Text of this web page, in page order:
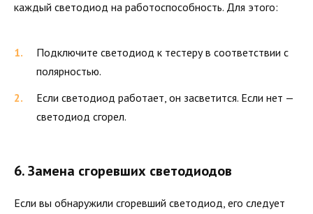
каждый светодиод на работоспособность. Для этого:
Подключите светодиод к тестеру в соответствии с
полярностью.
Если светодиод работает, он засветится. Если нет —
светодиод сгорел.
6. Замена сгоревших светодиодов
Если вы обнаружили сгоревший светодиод, его следует